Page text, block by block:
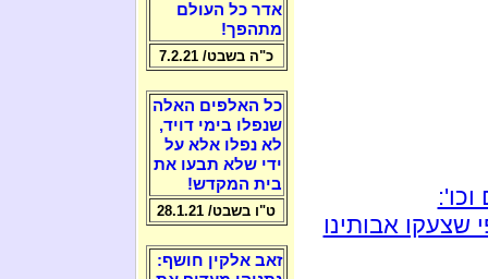
אבותינו
אדר כל העולם
מתהפך!
כ"ה בשבט/ 7.2.21
כל האלפים האלה
שנפלו בימי דויד,
לא נפלו אלא על
ידי שלא תבעו את
בית המקדש!
ט"ו בשבט/ 28.1.21
זאב אלקין חושף: